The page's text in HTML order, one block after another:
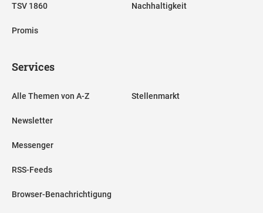
TSV 1860
Promis
Nachhaltigkeit
Services
Alle Themen von A-Z
Newsletter
Messenger
RSS-Feeds
Browser-Benachrichtigung
Stellenmarkt